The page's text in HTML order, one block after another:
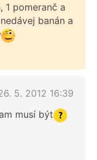
1 pomeranč a
banán a
5. 2012 16:39
musí být